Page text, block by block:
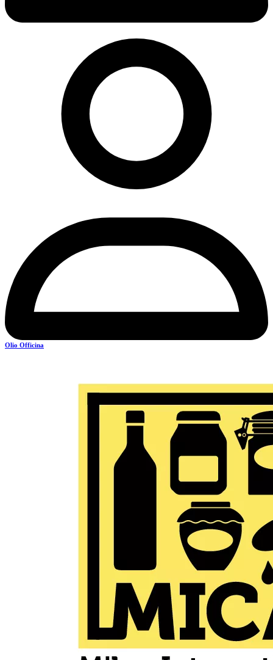
Olio Officina